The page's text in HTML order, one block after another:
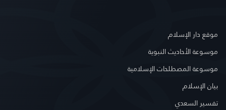
موقع دار الإسلام
موسوعة الأحاديث النبوية
موسوعة المصطلحات الإسلامية
بيان الإسلام
تفسير السعدي